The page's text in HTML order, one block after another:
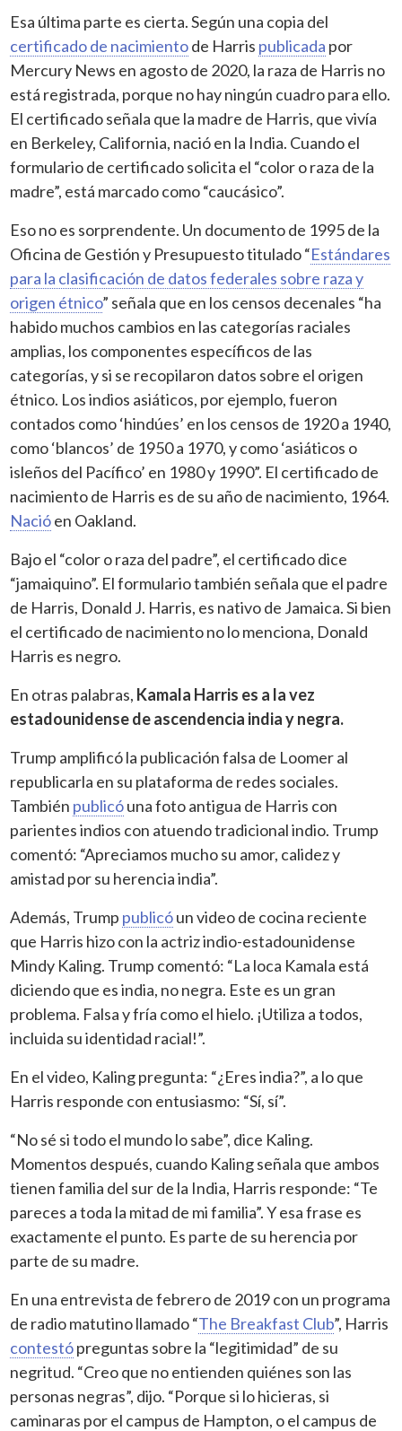
Esa última parte es cierta. Según una copia del
certificado de nacimientode Harris publicada por
Mercury News en agosto de 2020, la raza de Harris no
está registrada, porque no hay ningún cuadro para ello.
El certificado señala que la madre de Harris, que vivía
en Berkeley, California, nació en la India. Cuando el
formulario de certificado solicita el “color o raza de la
madre”, está marcado como “caucásico”.
Eso no es sorprendente. Un documento de 1995 de la
Oficina de Gestión y Presupuesto titulado “Estándares
para la clasificación de datos federales sobre raza y
origen étnico” señala que en los censos decenales “ha
habido muchos cambios en las categorías raciales
amplias, los componentes específicos de las
categorías, y si se recopilaron datos sobre el origen
étnico. Los indios asiáticos, por ejemplo, fueron
contados como ‘hindúes’ en los censos de 1920 a 1940,
como ‘blancos’ de 1950 a 1970, y como ‘asiáticos o
isleños del Pacífico’ en 1980 y 1990”. El certificado de
nacimiento de Harris es de su año de nacimiento, 1964.
Nacióen Oakland.
Bajo el “color o raza del padre”, el certificado dice
“jamaiquino”. El formulario también señala que el padre
de Harris, Donald J. Harris, es nativo de Jamaica. Si bien
el certificado de nacimiento no lo menciona, Donald
Harris es negro.
En otras palabras, Kamala Harris es a la vez
estadounidense de ascendencia india y negra.
Trump amplificó la publicación falsa de Loomer al
republicarla en su plataforma de redes sociales.
También publicóuna foto antigua de Harris con
parientes indios con atuendo tradicional indio. Trump
comentó: “Apreciamos mucho su amor, calidez y
amistad por su herencia india”.
Además, Trump publicóun video de cocina reciente
que Harris hizo con la actriz indio-estadounidense
Mindy Kaling. Trump comentó: “La loca Kamala está
diciendo que es india, no negra. Este es un gran
problema. Falsa y fría como el hielo. ¡Utiliza a todos,
incluida su identidad racial!”.
En el video, Kaling pregunta: “¿Eres india?”, a lo que
Harris responde con entusiasmo: “Sí, sí”.
“No sé si todo el mundo lo sabe”, dice Kaling.
Momentos después, cuando Kaling señala que ambos
tienen familia del sur de la India, Harris responde: “Te
pareces a toda la mitad de mi familia”. Y esa frase es
exactamente el punto. Es parte de su herencia por
parte de su madre.
En una entrevista de febrero de 2019 con un programa
de radio matutino llamado “The Breakfast Club”, Harris
contestópreguntas sobre la “legitimidad” de su
negritud. “Creo que no entienden quiénes son las
personas negras”, dijo. “Porque si lo hicieras, si
caminaras por el campus de Hampton, o el campus de